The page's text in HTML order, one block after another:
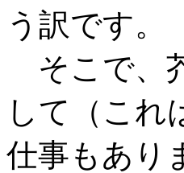
う訳です。
そこで、
して（これ
仕事もあり